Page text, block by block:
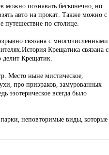
можно познавать бесконечно, но
авто на прокат. Также можно с
путешествие по столице.
связана с многочисленными
Крещатика связана с
делит Крещатик.
Место ныне мистическое,
про призраков, замурованных
эзотерическое всегда было
неповторимые виды, которые